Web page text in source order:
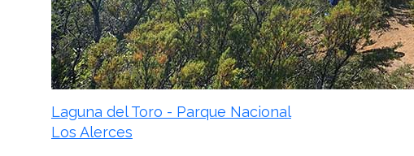
Laguna del Toro - Parque Nacional
Los Alerces